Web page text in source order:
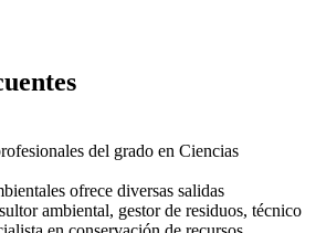
del grado en Ciencias
ofrece diversas salidas
ambiental, gestor de residuos, técnico